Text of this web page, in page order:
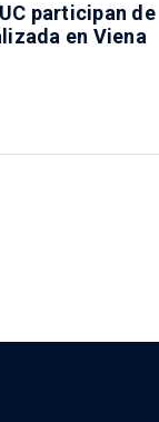
participan de
en Viena